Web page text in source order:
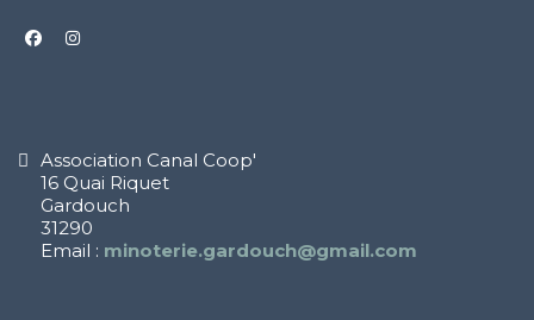
facebookinstagram
Association Canal Coop'
16 Quai Riquet
Gardouch
31290
Email : minoterie.gardouch@gmail.com